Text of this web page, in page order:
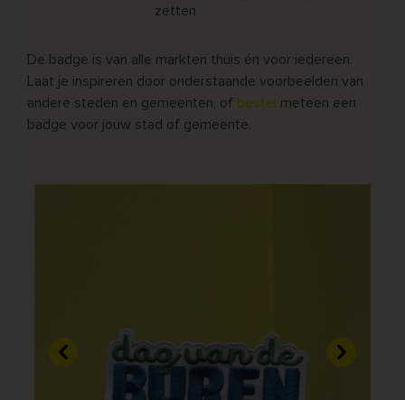
zetten
De badge is van alle markten thuis én voor iedereen.
Laat je inspireren door onderstaande voorbeelden van
andere steden en gemeenten, of bestel meteen een
badge voor jouw stad of gemeente.